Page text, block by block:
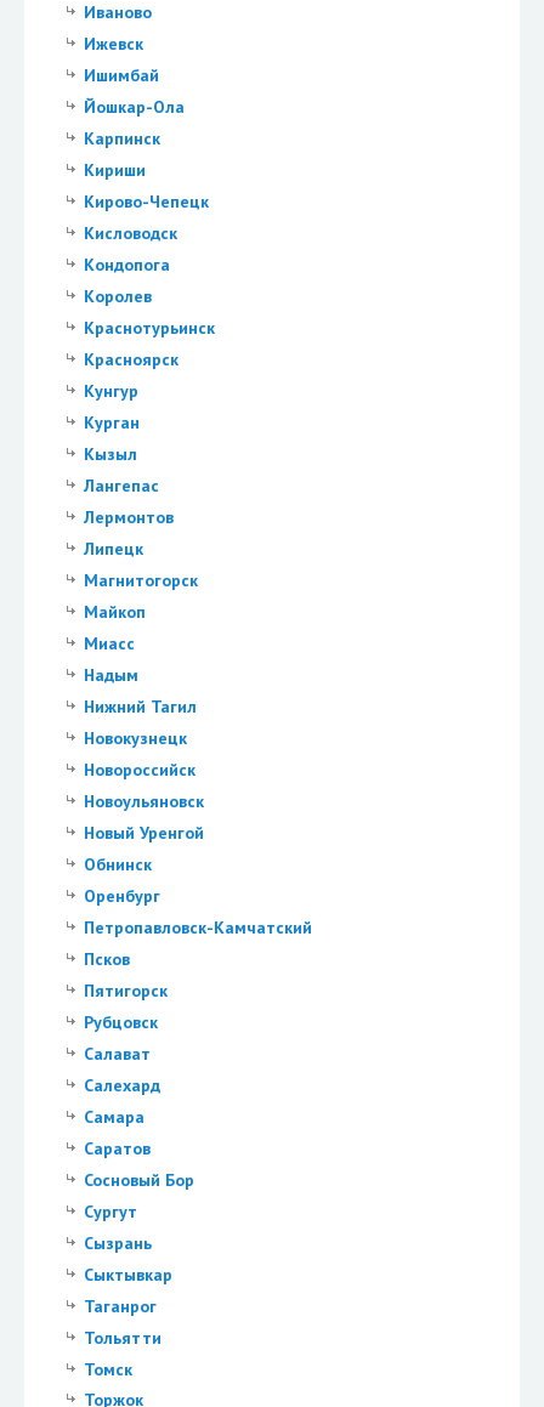
Иваново
Ижевск
Ишимбай
Йошкар-Ола
Карпинск
Кириши
Кирово-Чепецк
Кисловодск
Кондопога
Королев
Краснотурьинск
Красноярск
Кунгур
Курган
Кызыл
Лангепас
Лермонтов
Липецк
Магнитогорск
Майкоп
Миасс
Надым
Нижний Тагил
Новокузнецк
Новороссийск
Новоульяновск
Новый Уренгой
Обнинск
Оренбург
Петропавловск-Камчатский
Псков
Пятигорск
Рубцовск
Салават
Салехард
Самара
Саратов
Сосновый Бор
Сургут
Сызрань
Сыктывкар
Таганрог
Тольятти
Томск
Торжок